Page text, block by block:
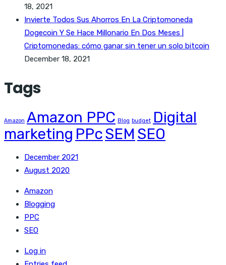
18, 2021
Invierte Todos Sus Ahorros En La Criptomoneda
Dogecoin Y Se Hace Millonario En Dos Meses |
Criptomonedas: cómo ganar sin tener un solo bitcoin
December 18, 2021
Tags
Amazon Amazon PPC Blog budget Digital
marketing PPcSEM SEO
December 2021
August 2020
Amazon
Blogging
PPC
SEO
Log in